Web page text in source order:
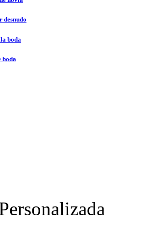
desnudo
boda
boda